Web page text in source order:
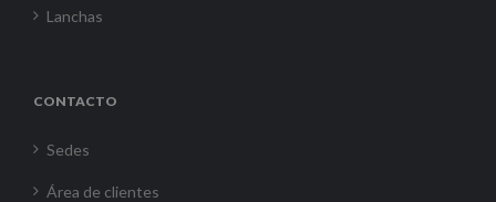
Lanchas
CONTACTO
Sedes
Área de clientes